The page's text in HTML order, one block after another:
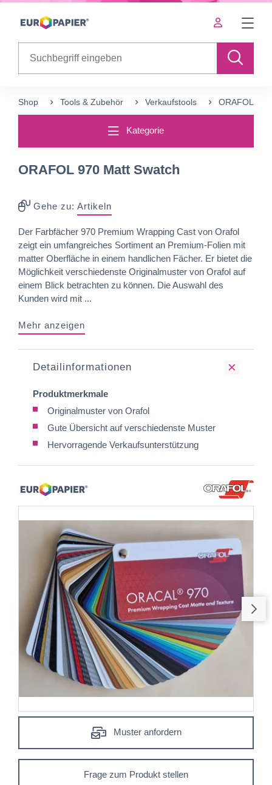
Table Of Content
Shop Tools & Zubehör Verkaufstools ORAFOL
Kategorie
ORAFOL 970 Matt Swatch
Gehe zu: Artikeln
Der Farbfächer 970 Premium Wrapping Cast von Orafol
zeigt ein umfangreiches Sortiment an Premium-Folien mit
matter Oberfläche in einem handlichen Fächer. Er bietet die
Möglichkeit verschiedenste Originalmuster von Orafol auf
einem Blick betrachten zu können. Die Auswahl des
Kunden wird mit ...
Mehr anzeigen
Detailinformationen
Produktmerkmale
Originalmuster von Orafol
Gute Übersicht auf verschiedenste Muster
Hervorragende Verkaufsunterstützung
Muster anfordern
Frage zum Produkt stellen